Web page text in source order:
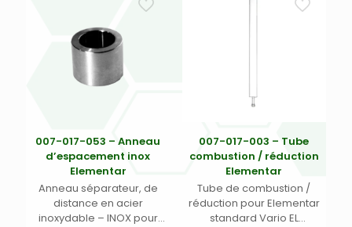
007-017-053 – Anneau
d’espacement inox
Elementar
Anneau séparateur, de
distance en acier
inoxydable – INOX pour
007-017-003 – Tube
combustion / réduction
Elementar
Tube de combustion /
réduction pour Elementar
standard Vario EL